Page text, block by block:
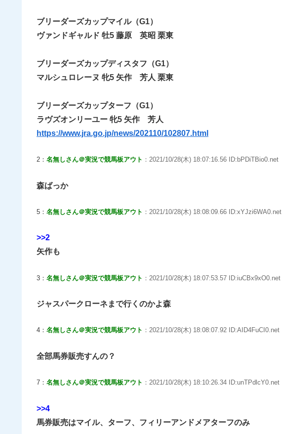
ブリーダーズカップマイル（G1）
ヴァンドギャルド 牡5 藤原 英昭 栗東
ブリーダーズカップディスタフ（G1）
マルシュロレーヌ 牝5 矢作 芳人 栗東
ブリーダーズカップターフ（G1）
ラヴズオンリーユー 牝5 矢作 芳人
https://www.jra.go.jp/news/202110/102807.html
2： 名無しさん＠実況で競馬板アウト ：2021/10/28(木) 18:07:16.56 ID:bPDiTBio0.net
森ばっか
5： 名無しさん＠実況で競馬板アウト ：2021/10/28(木) 18:08:09.66 ID:xYJzi6WA0.net
>>2
矢作も
3： 名無しさん＠実況で競馬板アウト ：2021/10/28(木) 18:07:53.57 ID:iuCBx9xO0.net
ジャスパークローネまで行くのかよ森
4： 名無しさん＠実況で競馬板アウト ：2021/10/28(木) 18:08:07.92 ID:AID4FuCI0.net
全部馬券販売すんの？
7： 名無しさん＠実況で競馬板アウト ：2021/10/28(木) 18:10:26.34 ID:unTPdlcY0.net
>>4
馬券販売はマイル、ターフ、フィリーアンドメアターフのみ